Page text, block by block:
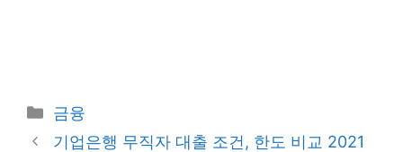
카
테
금융
기업은행 무직자 대출 조건, 한도 비교 2021